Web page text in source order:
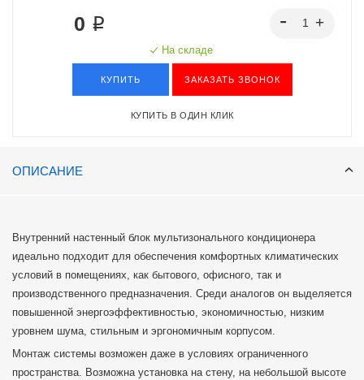
0 ₽
На складе
КУПИТЬ ЗАКАЗАТЬ ЗВОНОК
КУПИТЬ В ОДИН КЛИК
ОПИСАНИЕ
Внутренний настенный блок мультизонального кондиционера
идеально подходит для обеспечения комфортных климатических
условий в помещениях, как бытового, офисного, так и
производственного предназначения. Среди аналогов он выделяется
повышенной энергоэффективностью, экономичностью, низким
уровнем шума, стильным и эргономичным корпусом.
Монтаж системы возможен даже в условиях ограниченного
пространства. Возможна установка на стену, на небольшой высоте